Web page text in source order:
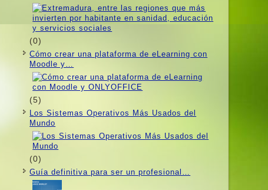
(0)
Cómo crear una plataforma de eLearning con
Moodle y…
(5)
Los Sistemas Operativos Más Usados ​​del
Mundo
(0)
Guí­a definitiva para ser un profesional…